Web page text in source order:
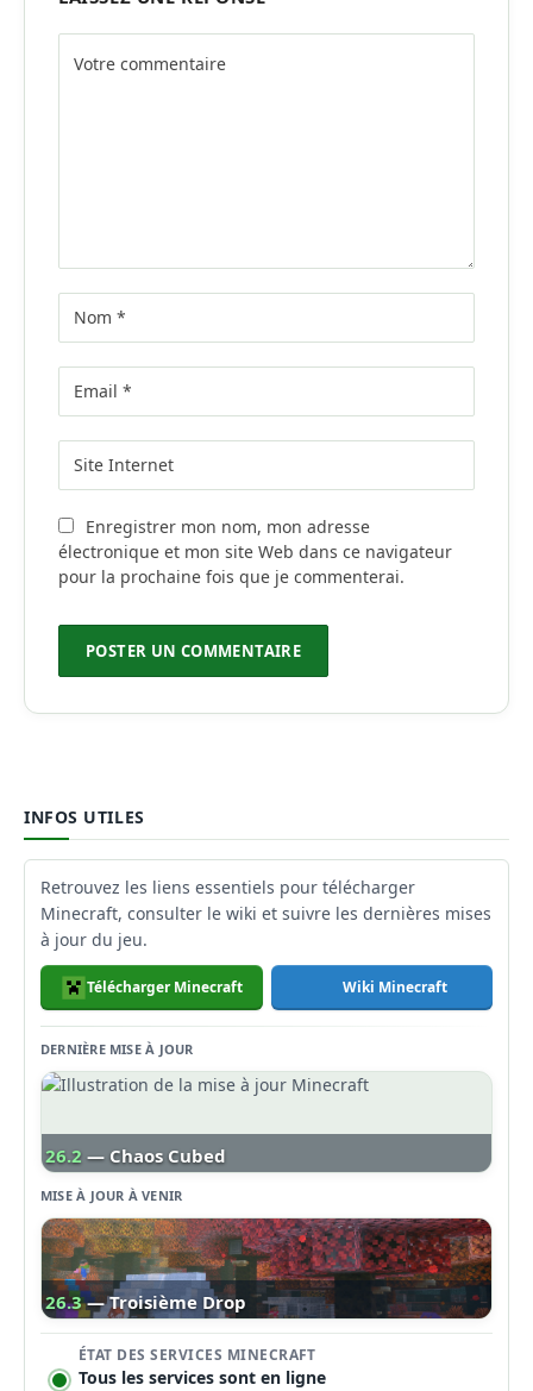
Enregistrer mon nom, mon adresse
électronique et mon site Web dans ce navigateur
pour la prochaine fois que je commenterai.
INFOS UTILES
Retrouvez les liens essentiels pour télécharger
Minecraft, consulter le wiki et suivre les dernières mises
à jour du jeu.
Télécharger Minecraft Wiki Minecraft
DERNIÈRE MISE À JOUR
26.2 — Chaos Cubed
MISE À JOUR À VENIR
26.3 — Troisième Drop
ÉTAT DES SERVICES MINECRAFT
Tous les services sont en ligne